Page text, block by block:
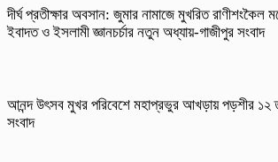
দীর্ঘ প্রতীক্ষার অবসান: জুমার নামাজে মুখরিত
ইবাদত ও ইসলামী জ্ঞানচর্চার নতুন অধ্যায়-গাজীপুর সংবাদ
আনন্দ উৎসব মুখর পরিবেশে মহাপ্রভুর আখড়ায় পড়শীর ১২
সংবাদ